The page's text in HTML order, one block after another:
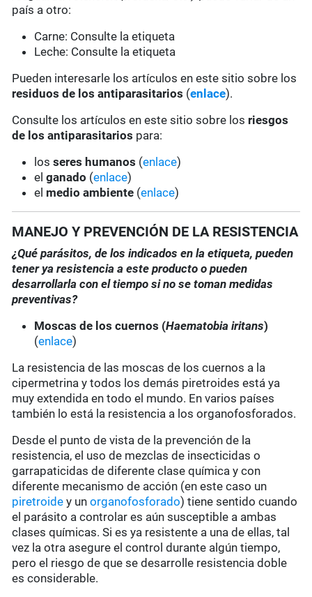
país a otro:
Carne: Consulte la etiqueta
Leche: Consulte la etiqueta
Pueden interesarle los artículos en este sitio sobre los
residuos de los antiparasitarios (enlace).
Consulte los artículos en este sitio sobre los riesgos
de los antiparasitarios para:
losseres humanos (enlace)
elganado (enlace)
el medio ambiente (enlace)
MANEJO Y PREVENCIÓN DE LA RESISTENCIA
¿Qué parásitos, de los indicados en la etiqueta, pueden
tener ya resistencia a este producto o pueden
desarrollarla con el tiempo si no se toman medidas
preventivas?
Moscas de los cuernos (Haematobia iritans)
(enlace)
La resistencia de las moscas de los cuernos a la
cipermetrina y todos los demás piretroides está ya
muy extendida en todo el mundo. En varios países
también lo está la resistencia a los organofosforados.
Desde el punto de vista de la prevención de la
resistencia, el uso de mezclas de insecticidas o
garrapaticidas de diferente clase química y con
diferente mecanismo de acción (en este caso un
piretroide y unorganofosforado) tiene sentido cuando
el parásito a controlar es aún susceptible a ambas
clases químicas. Si es ya resistente a una de ellas, tal
vez la otra asegure el control durante algún tiempo,
pero el riesgo de que se desarrolle resistencia doble
es considerable.